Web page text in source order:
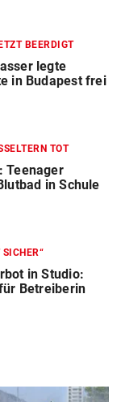
BEERDIGT
legte
in Budapest frei
TOT
Teenager
in Schule
in Studio:
Betreiberin